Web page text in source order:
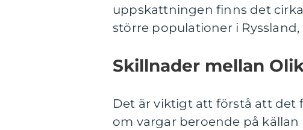
uppskattningen finns det
större populationer i Ryssland,
Skillnader mellan
Det är viktigt att förstå att det
om vargar beroende på